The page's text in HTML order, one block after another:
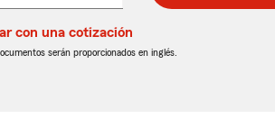
postal
de
postal
de
con una cotización
serán proporcionados en inglés.